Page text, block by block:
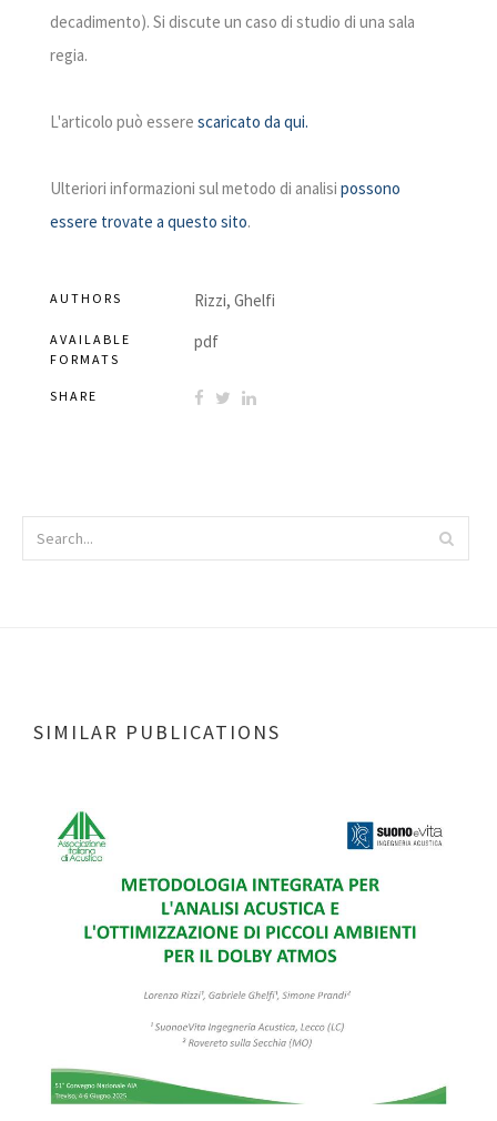
decadimento). Si discute un caso di studio di una sala
regia.
L'articolo può essere scaricato da qui.
Ulteriori informazioni sul metodo di analisi possono
essere trovate a questo sito.
AUTHORS Rizzi, Ghelfi
AVAILABLE
FORMATS
pdf
SHARE
SIMILAR PUBLICATIONS